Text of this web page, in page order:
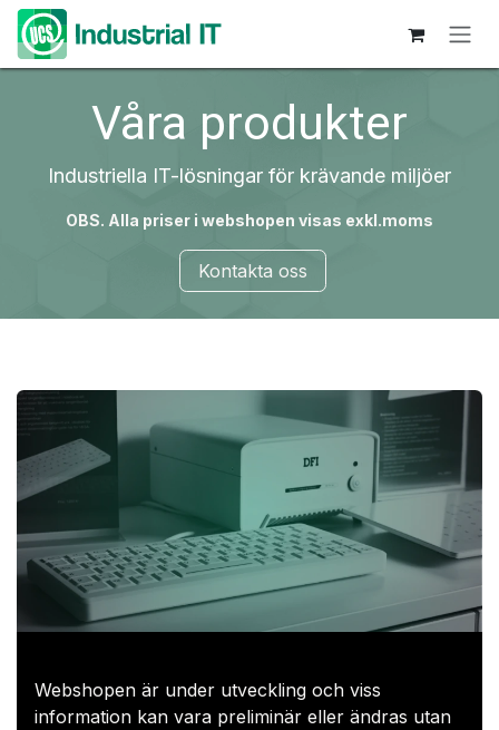
Hoppa till innehåll
Våra produkter
Industriella IT-lösningar för krävande miljöer
OBS. Alla priser i webshopen visas exkl.moms
Kontakta oss
Webshopen är under utveckling och viss
information kan vara preliminär eller ändras utan